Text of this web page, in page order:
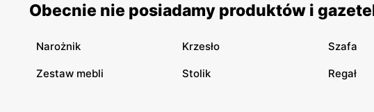
Obecnie nie posiadamy produktów i
Narożnik Krzesło Szafa
Zestaw mebli Stolik Regał